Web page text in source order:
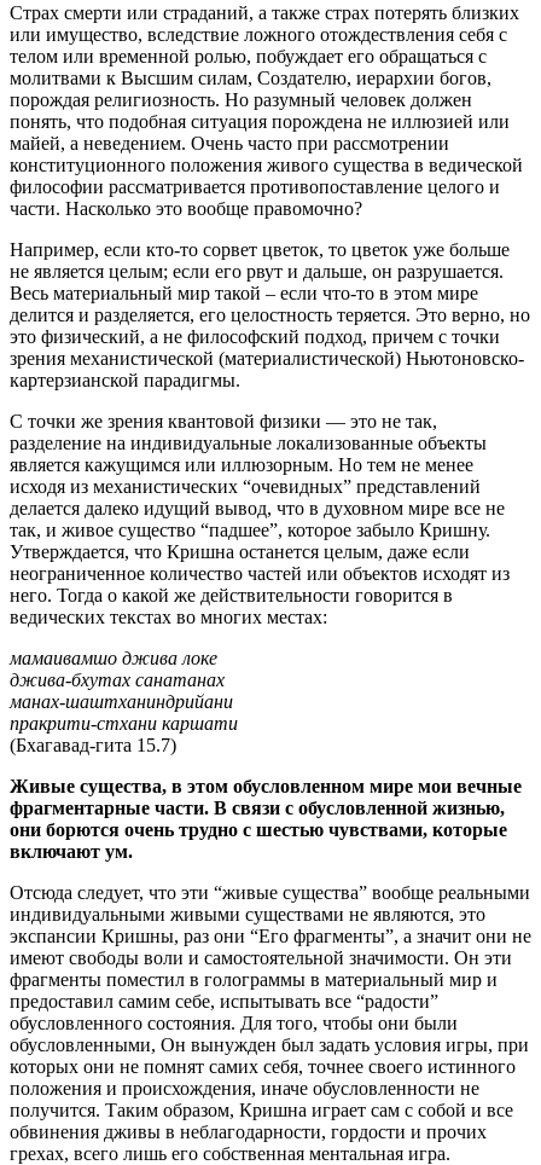
Страх смерти или страданий, а также страх потерять близких
или имущество, вследствие ложного отождествления себя с
телом или временной ролью, побуждает его обращаться с
молитвами к Высшим силам, Создателю, иерархии богов,
порождая религиозность. Но разумный человек должен
понять, что подобная ситуация порождена не иллюзией или
майей, а неведением. Очень часто при рассмотрении
конституционного положения живого существа в ведической
философии рассматривается противопоставление целого и
части. Насколько это вообще правомочно?
Например, если кто-то сорвет цветок, то цветок уже больше
не является целым; если его рвут и дальше, он разрушается.
Весь материальный мир такой – если что-то в этом мире
делится и разделяется, его целостность теряется. Это верно, но
это физический, а не философский подход, причем с точки
зрения механистической (материалистической) Ньютоновско-
картерзианской парадигмы.
С точки же зрения квантовой физики — это не так,
разделение на индивидуальные локализованные объекты
является кажущимся или иллюзорным. Но тем не менее
исходя из механистических “очевидных” представлений
делается далеко идущий вывод, что в духовном мире все не
так, и живое существо “падшее”, которое забыло Кришну.
Утверждается, что Кришна останется целым, даже если
неограниченное количество частей или объектов исходят из
него. Тогда о какой же действительности говорится в
ведических текстах во многих местах:
мaмaивамшо джива локе
джива-бхутах санатанах
манах-шаштханиндрийани
пракрити-стхани каршати
(Бхагавад-гита 15.7)
Живые существа, в этом обусловленном мире мои вечные
фрагментарные части. В связи с обусловленной жизнью,
они борются очень трудно с шестью чувствами, которые
включают ум.
Отсюда следует, что эти “живые существа” вообще реальными
индивидуальными живыми существами не являются, это
экспансии Кришны, раз они “Его фрагменты”, а значит они не
имеют свободы воли и самостоятельной значимости. Он эти
фрагменты поместил в голограммы в материальный мир и
предоставил самим себе, испытывать все “радости”
обусловленного состояния. Для того, чтобы они были
обусловленными, Он вынужден был задать условия игры, при
которых они не помнят самих себя, точнее своего истинного
положения и происхождения, иначе обусловленности не
получится. Таким образом, Кришна играет сам с собой и все
обвинения дживы в неблагодарности, гордости и прочих
грехах, всего лишь его собственная ментальная игра.